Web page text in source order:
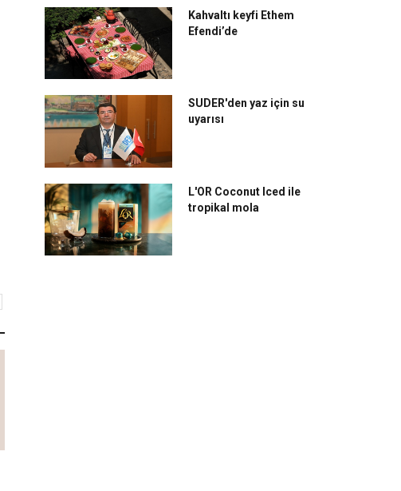
Kahvaltı keyfi Ethem
Efendi’de
SUDER'den yaz için su
uyarısı
L'OR Coconut Iced ile
tropikal mola